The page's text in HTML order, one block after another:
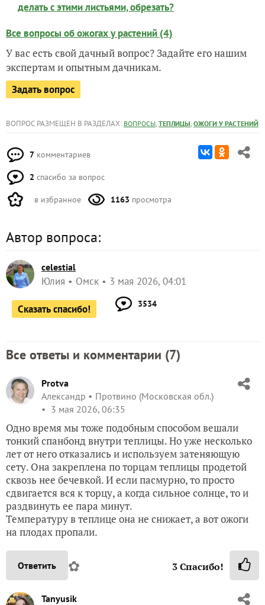
делать с этими листьями, обрезать?
Все вопросы об ожогах у растений (4)
У вас есть свой дачный вопрос? Задайте его нашим
экспертам и опытным дачникам.
Задать вопрос
ВОПРОС РАЗМЕЩЕН В РАЗДЕЛАХ: ВОПРОСЫ, ТЕПЛИЦЫ, ОЖОГИ У РАСТЕНИЙ
7 комментариев
2 спасибо за вопрос
в избранное 1163 просмотра
Автор вопроса:
celestial
Юлия Омск 3 мая 2026, 04:01
Сказать спасибо! 3534
Все ответы и комментарии (7)
Protva
Александр
Протвино (Московская обл.)
3 мая 2026, 06:35
Одно время мы тоже подобным способом вешали
тонкий спанбонд внутри теплицы. Но уже несколько
лет от него отказались и используем затеняющую
сету. Она закреплена по торцам теплицы продетой
сквозь нее бечевкой. И если пасмурно, то просто
сдвигается вся к торцу, а когда сильное солнце, то и
раздвинуть ее пара минут.
Температуру в теплице она не снижает, а вот ожоги
на плодах пропали.
Ответить ✿ 3Спасибо!
Tanyusik